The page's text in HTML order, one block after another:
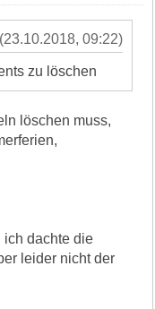
(23.10.2018, 09:22)
zu löschen
löschen muss,
ich dachte die
leider nicht der